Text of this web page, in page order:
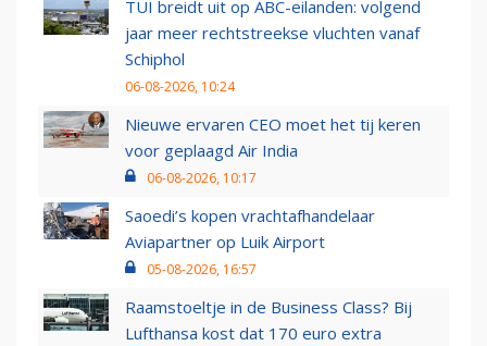
TUI breidt uit op ABC-eilanden: volgend
jaar meer rechtstreekse vluchten vanaf
Schiphol
06-08-2026, 10:24
Nieuwe ervaren CEO moet het tij keren
voor geplaagd Air India
06-08-2026, 10:17
Saoedi’s kopen vrachtafhandelaar
Aviapartner op Luik Airport
05-08-2026, 16:57
Raamstoeltje in de Business Class? Bij
Lufthansa kost dat 170 euro extra